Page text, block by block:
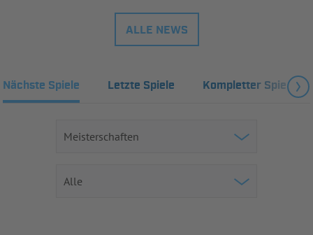
ALLE NEWS
Nächste Spiele Letzte Spiele Kompletter Spielplan